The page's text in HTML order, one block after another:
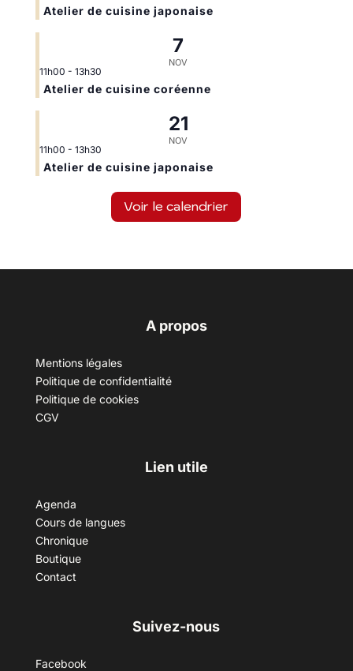
Atelier de cuisine japonaise
7
NOV
11h00 - 13h30
Atelier de cuisine coréenne
21
NOV
11h00 - 13h30
Atelier de cuisine japonaise
Voir le calendrier
A propos
Mentions légales
Politique de confidentialité
Politique de cookies
CGV
Lien utile
Agenda
Cours de langues
Chronique
Boutique
Contact
Suivez-nous
Facebook